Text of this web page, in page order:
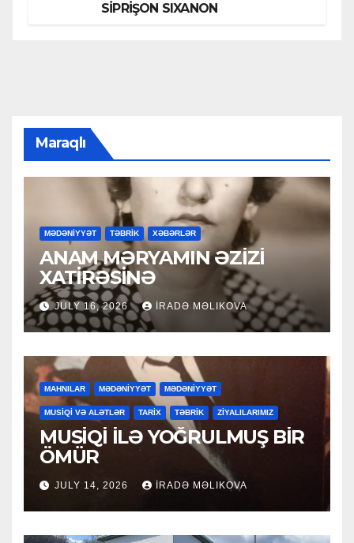
SİPRİŞON SIXANON
Maraqlı
MƏDƏNİYYƏT TƏBRİK XƏBƏRLƏR
ANAM MƏRYAMIN ƏZİZİ
XATİRƏSİNƏ
JULY 16, 2026 İRADƏ MƏLIKOVA
MAHNILAR MƏDƏNİYYƏT MƏDƏNİYYƏT
MUSİQİ VƏ ALƏTLƏR TARİX TƏBRİK ZİYALILARIMIZ
MUSİQİ İLƏ YOĞRULMUŞ BİR
ÖMÜR
JULY 14, 2026 İRADƏ MƏLIKOVA